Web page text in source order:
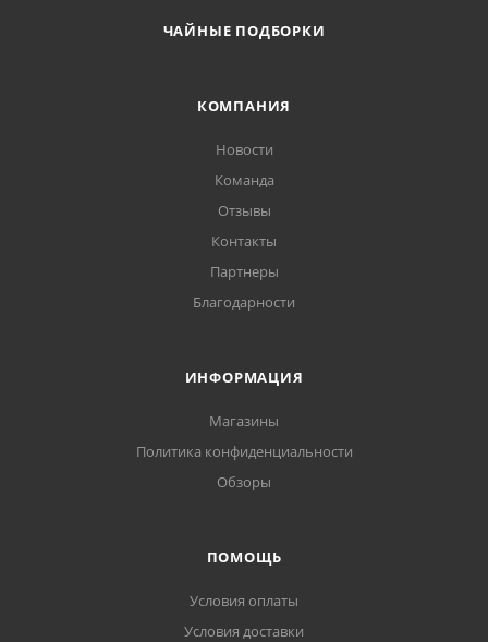
ЧАЙНЫЕ ПОДБОРКИ
КОМПАНИЯ
Новости
Команда
Отзывы
Контакты
Партнеры
Благодарности
ИНФОРМАЦИЯ
Магазины
Политика конфиденциальности
Обзоры
ПОМОЩЬ
Условия оплаты
Условия доставки